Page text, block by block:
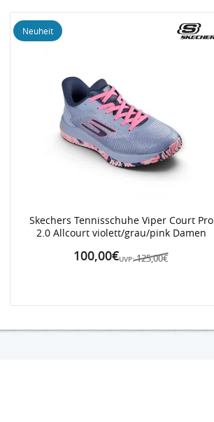
Skechers Tennisschuhe Viper Court Pro
2.0 Allcourt violett/grau/pink Damen
UVP: 125,00€
100,00€
Neuheit